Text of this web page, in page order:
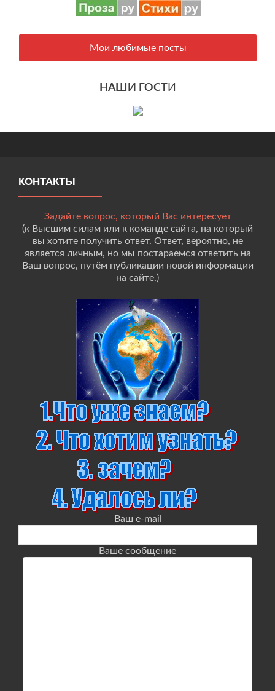
Мои любимые посты
НАШИ ГОСТИ
КОНТАКТЫ
Задайте вопрос, который Вас интересует
(к Высшим силам или к команде сайта, на который
вы хотите получить ответ. Ответ, вероятно, не
является личным, но мы постараемся ответить на
Ваш вопрос, путём публикации новой информации
на сайте.)
Ваш e-mail
Ваше сообщение